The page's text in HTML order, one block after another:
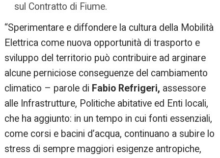
sul Contratto di Fiume.
“Sperimentare e diffondere la cultura della Mobilità
Elettrica come nuova opportunità di trasporto e
sviluppo del territorio può contribuire ad arginare
alcune perniciose conseguenze del cambiamento
climatico – parole di Fabio Refrigeri, assessore
alle Infrastrutture, Politiche abitative ed Enti locali,
che ha aggiunto: in un tempo in cui fonti essenziali,
come corsi e bacini d’acqua, continuano a subire lo
stress di sempre maggiori esigenze antropiche,